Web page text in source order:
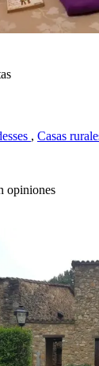
, Casas
opiniones